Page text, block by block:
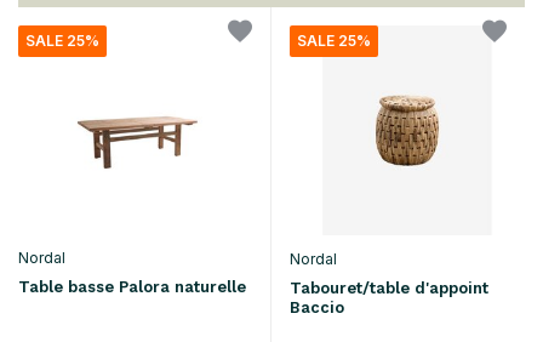
SALE 25%
Nordal
Table basse Palora naturelle
SALE 25%
Nordal
Tabouret/table d'appoint
Baccio